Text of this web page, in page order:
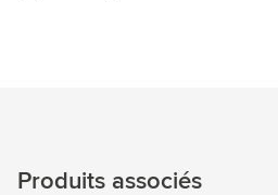
Produits associés